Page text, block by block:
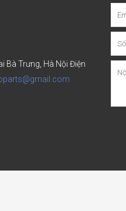
Bà Trưng, Hà Nội Điện